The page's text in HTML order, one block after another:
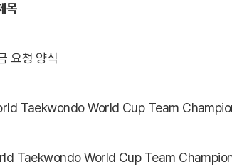
목
요청 양식
Taekwondo World Cup Team
Taekwondo World Cup Team